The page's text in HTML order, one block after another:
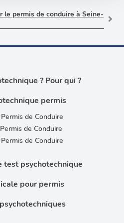
de médias sociaux, de
combiner celles-ci
que vous leur avez fournies
de votre utilisation de leurs
le permis de conduire à Seine-
? Pour qui ?
permis
de Conduire
de Conduire
de Conduire
test psychotechnique
pour permis